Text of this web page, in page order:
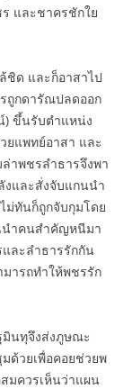
และชาครชักใย
ชิด และก็อาสาไป
ถูกดารัณปลดออก
) ขึ้นรับตำแหน่ง
ยแพทย์อาสา และ
าพชรลำธารจึงพา
และสั่งจับแกนนำ
ม่ทันก็ถูกจับกุมโดย
นำคนสำคัญหนีมา
ละลำธารรักกัน
ารถทำให้พชรรัก
มินทุจึงส่งภูษณะ
ด้วยเพื่อคอยช่วยพ
มควรเห็นว่าแผน